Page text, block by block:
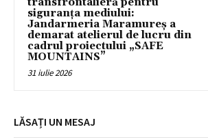
siguranța mediului:
Jandarmeria Maramureș a
demarat atelierul de lucru din
cadrul proiectului „SAFE
MOUNTAINS”
31 iulie 2026
LĂSAȚI UN MESAJ